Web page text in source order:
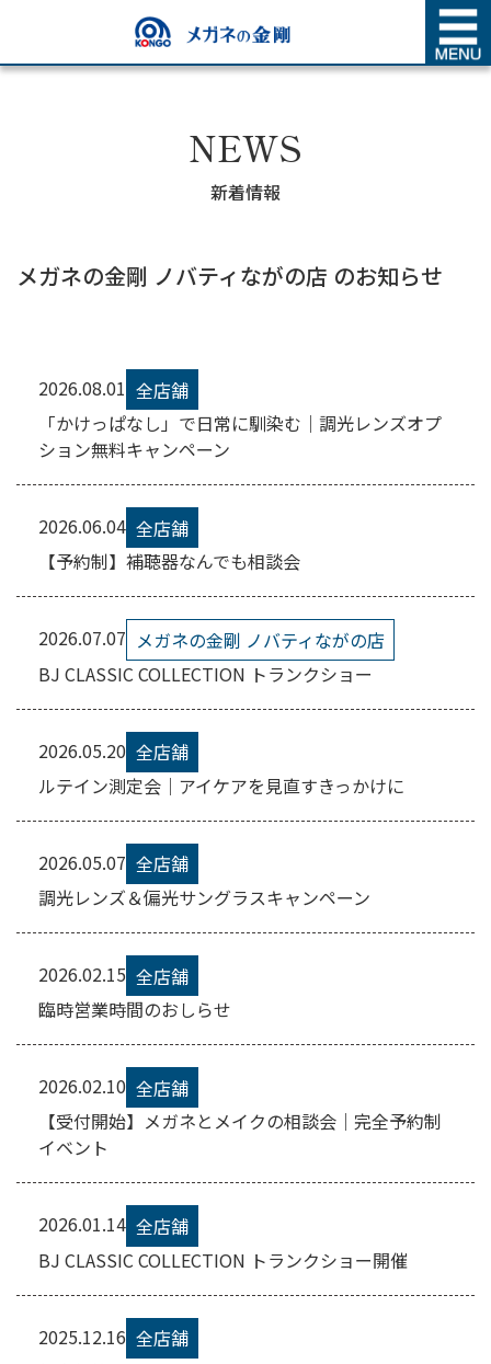
SHOP NEWS
NEWS
新着情報
メガネの金剛 ノバティながの店 のお知らせ
2026.08.01 全店舗
「かけっぱなし」で日常に馴染む｜調光レンズオプ
ション無料キャンペーン
2026.06.04 全店舗
【予約制】補聴器なんでも相談会
2026.07.07 メガネの金剛 ノバティながの店
BJ CLASSIC COLLECTION トランクショー
2026.05.20 全店舗
ルテイン測定会｜アイケアを見直すきっかけに
2026.05.07 全店舗
調光レンズ＆偏光サングラスキャンペーン
2026.02.15 全店舗
臨時営業時間のおしらせ
2026.02.10 全店舗
【受付開始】メガネとメイクの相談会｜完全予約制
イベント
2026.01.14 全店舗
BJ CLASSIC COLLECTION トランクショー開催
2025.12.16 全店舗